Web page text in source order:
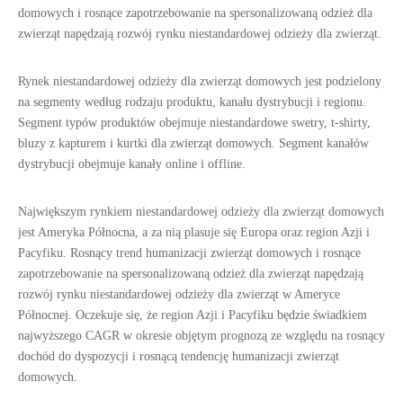
domowych i rosnące zapotrzebowanie na spersonalizowaną odzież dla
zwierząt napędzają rozwój rynku niestandardowej odzieży dla zwierząt.
Rynek niestandardowej odzieży dla zwierząt domowych jest podzielony
na segmenty według rodzaju produktu, kanału dystrybucji i regionu.
Segment typów produktów obejmuje niestandardowe swetry, t-shirty,
bluzy z kapturem i kurtki dla zwierząt domowych. Segment kanałów
dystrybucji obejmuje kanały online i offline.
Największym rynkiem niestandardowej odzieży dla zwierząt domowych
jest Ameryka Północna, a za nią plasuje się Europa oraz region Azji i
Pacyfiku. Rosnący trend humanizacji zwierząt domowych i rosnące
zapotrzebowanie na spersonalizowaną odzież dla zwierząt napędzają
rozwój rynku niestandardowej odzieży dla zwierząt w Ameryce
Północnej. Oczekuje się, że region Azji i Pacyfiku będzie świadkiem
najwyższego CAGR w okresie objętym prognozą ze względu na rosnący
dochód do dyspozycji i rosnącą tendencję humanizacji zwierząt
domowych.